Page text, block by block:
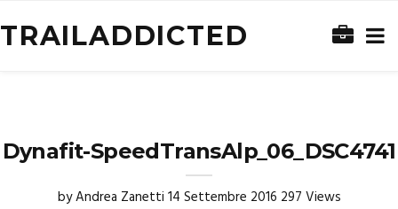
TRAILADDICTED
Dynafit-SpeedTransAlp_06_DSC4741
byAndrea Zanetti 14 Settembre 2016 297 Views